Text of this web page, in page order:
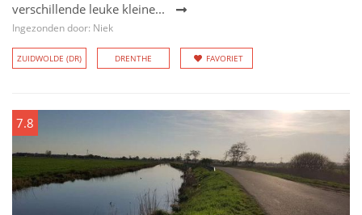
verschillende leuke kleine...
Ingezonden door: Niek
ZUIDWOLDE (DR) DRENTHE FAVORIET
7.8